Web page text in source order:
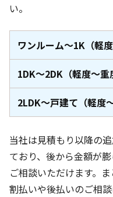
い。
ワンルーム〜1K（軽度
1DK〜2DK（軽度〜重
2LDK〜戸建て（軽度
当社は見積もり以降の
ており、後から金額が
ご相談いただけます。
割払いや後払いのご相